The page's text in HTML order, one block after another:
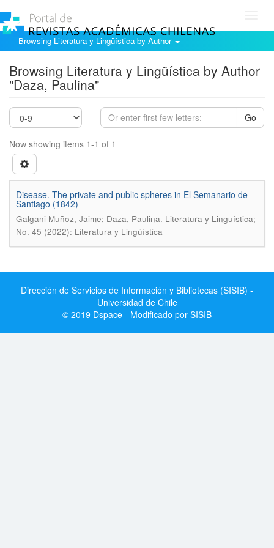
Browsing Literatura y Lingüística by Author
Browsing Literatura y Lingüística by Author
"Daza, Paulina"
Go
Now showing items 1-1 of 1
Disease. The private and public spheres in El Semanario de
Santiago (1842)
Galgani Muñoz, Jaime; Daza, Paulina. Literatura y Linguí­stica;
No. 45 (2022): Literatura y Lingüística
Dirección de Servicios de Información y Bibliotecas (SISIB) -
Universidad de Chile
© 2019 Dspace - Modificado por SISIB